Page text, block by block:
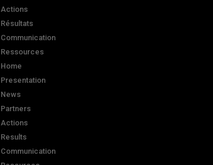
Actions
Résultats
Communication
Ressources
Home
Presentation
News
Partners
Actions
Results
Communication